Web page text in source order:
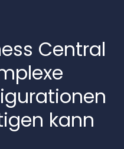
Central
kann